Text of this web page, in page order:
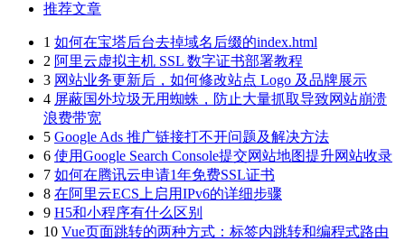
推荐文章
1 如何在宝塔后台去掉域名后缀的index.html
2 阿里云虚拟主机 SSL 数字证书部署教程
3 网站业务更新后，如何修改站点 Logo 及品牌展示
4 屏蔽国外垃圾无用蜘蛛，防止大量抓取导致网站崩溃
浪费带宽
5 Google Ads 推广链接打不开问题及解决方法
6 使用Google Search Console提交网站地图提升网站收录
7 如何在腾讯云申请1年免费SSL证书
8 在阿里云ECS上启用IPv6的详细步骤
9 H5和小程序有什么区别
10 Vue页面跳转的两种方式：标签内跳转和编程式路由